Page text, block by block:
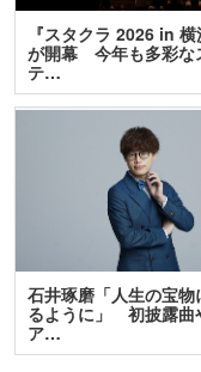
『スタクラ 2026 in 横
が開幕 今年も多彩な
テ…
石井琢磨「人生の宝物
るように」 初披露曲
ア…